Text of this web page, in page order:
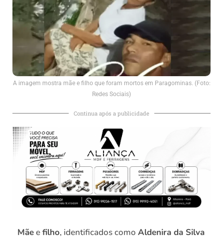
A imagem mostra mãe e filho que foram mortos em Paragominas. (Foto:
Redes Sociais)
Continua após a publicidade
Mãeefilho, identificados como Aldenira da Silva